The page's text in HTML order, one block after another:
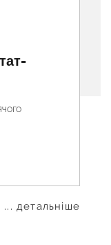
... детальніше